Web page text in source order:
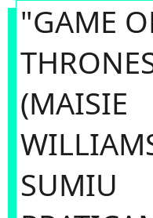
"GAME
(MAISIE
SUMIU